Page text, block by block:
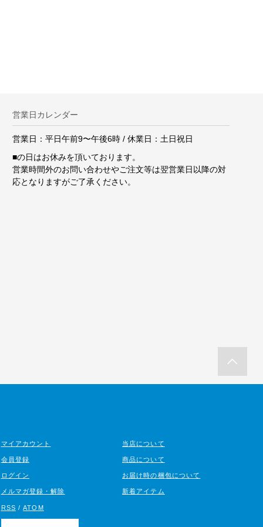
営業日カレンダー
営業日：平日午前9〜午後6時 / 休業日：土日祝日
■の日はお休みを頂いております。
営業時間外のお問い合わせやご注文等は翌営業日以降の対
応となりますがご了承ください。
マイアカウント
会員登録
ログイン
メルマガ登録・解除
RSS /ATOM
当店について
商品について
お届け時の梱包について
新着アイテム